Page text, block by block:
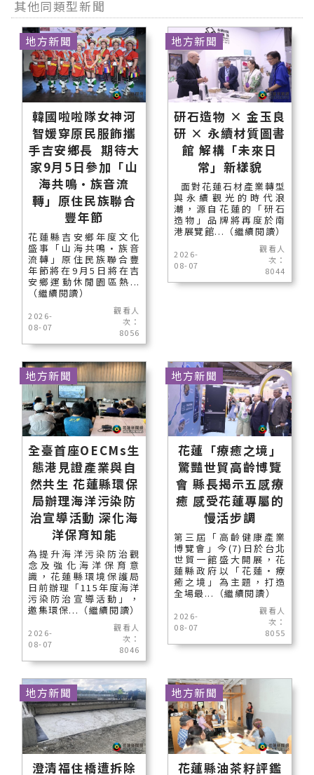
其他同類型新聞
韓國啦啦隊女神河
智媛穿原民服飾攜
手吉安鄉長 期待大
家9月5日參加「山
海共鳴•族音流
轉」原住民族聯合
豐年節
花蓮縣吉安鄉年度文化
盛事「山海共鳴•族音
流轉」原住民族聯合豐
年節將在9月5日將在吉
安鄉運動休閒園區熱...
（繼續閱讀）
2026-
08-07
觀看人
次：
8056
地方新聞
研石造物 × 金玉良
研 × 永續材質圖書
館 解構「未來日
常」新樣貌
面對花蓮石材產業轉型
與永續觀光的時代浪
潮，源自花蓮的「研石
造物」品牌將再度於南
港展覽館...（繼續閱讀）
2026-
08-07
觀看人
次：
8044
地方新聞
全臺首座OECMs生
態港見證產業與自
然共生 花蓮縣環保
局辦理海洋污染防
治宣導活動 深化海
洋保育知能
為提升海洋污染防治觀
念及強化海洋保育意
識，花蓮縣環境保護局
日前辦理「115年度海洋
污染防治宣導活動」，
邀集環保...（繼續閱讀）
2026-
08-07
觀看人
次：
8046
地方新聞
花蓮「療癒之境」
驚豔世貿高齡博覽
會 縣長揭示五感療
癒 感受花蓮專屬的
慢活步調
第三屆「高齡健康產業
博覽會」今(7)日於台北
世貿一館盛大開展，花
蓮縣政府以「花蓮‧療
癒之境」為主題，打造
全場最...（繼續閱讀）
2026-
08-07
觀看人
次：
8055
地方新聞
澄清福住橋遭拆除
地方新聞
花蓮縣油茶籽評鑑
地方新聞